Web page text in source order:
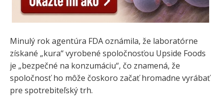
Minulý rok agentúra FDA oznámila, že laboratórne
získané „kura“ vyrobené spoločnosťou Upside Foods
je „bezpečné na konzumáciu“, čo znamená, že
spoločnosť ho môže čoskoro začať hromadne vyrábať
pre spotrebiteľský trh.